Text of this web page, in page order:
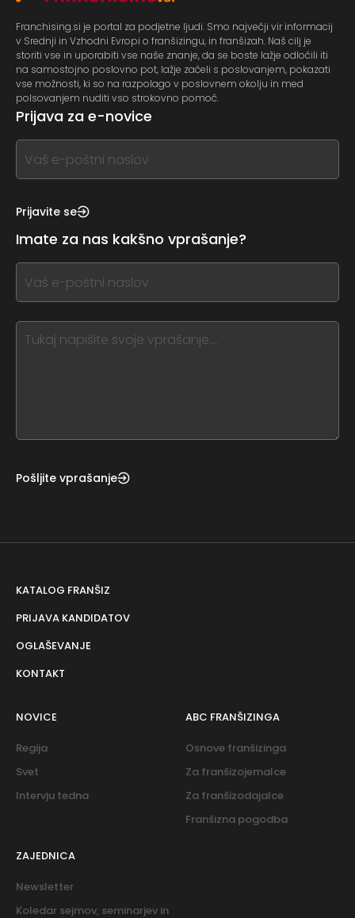
Franchising.si je portal za podjetne ljudi. Smo največji vir informacij
v Srednji in Vzhodni Evropi o franšizingu, in franšizah. Naš cilj je
storiti vse in uporabiti vse naše znanje, da se boste lažje odločili iti
na samostojno poslovno pot, lažje začeli s poslovanjem, pokazati
vse možnosti, ki so na razpolago v poslovnem okolju in med
polsovanjem nuditi vso strokovno pomoč.
Prijava za e-novice
If
you
this,
this
form
field
blank
Prijavite se
Imate za nas kakšno vprašanje?
If
you
this,
Pošljite vprašanje
KATALOG FRANŠIZ
PRIJAVA KANDIDATOV
OGLAŠEVANJE
KONTAKT
NOVICE
Regija
Svet
Intervju tedna
ABC FRANŠIZINGA
Osnove franšizinga
Za franšizojemalce
Za franšizodajalce
Franšizna pogodba
ZAJEDNICA
Newsletter
Koledar sejmov, seminarjev in